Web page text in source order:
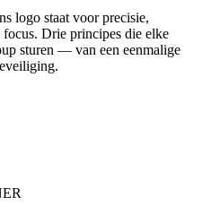
logo staat voor precisie,
Drie principes die elke
sturen — van een eenmalige